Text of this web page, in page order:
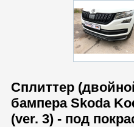
Сплиттер
бампера Skoda
(ver. 3) - под